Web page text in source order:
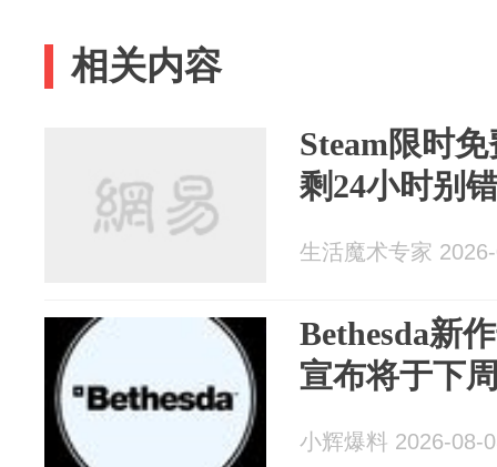
相关内容
Steam限时
剩24小时别
生活魔术专家
Bethesda新
宣布将于下
小辉爆料 2026-08-